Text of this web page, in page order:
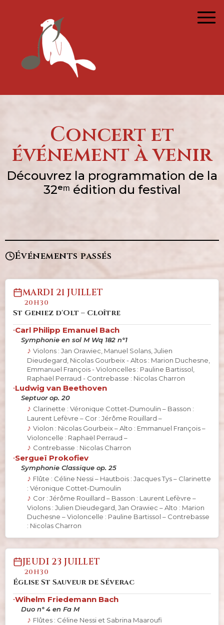
Concert et
événement à venir
Découvrez la programmation de la
32ᵉᵐ édition du festival
Événements passés
MARDI 21 JUILLET
20H30
St Geniez d'Olt – Cloître
•Carl Philipp Emanuel Bach
Symphonie en sol M Wq 182 n°1
Violons : Jan Orawiec, Manuel Solans, Julien
Dieudegard, Nicolas Gourbeix - Altos : Marion Duchesne,
Emmanuel François - Violoncelles : Pauline Bartissol,
Raphaël Perraud - Contrebasse : Nicolas Charron
•Ludwig van Beethoven
Septuor op. 20
Clarinette : Véronique Cottet-Dumoulin – Basson :
Laurent Lefèvre – Cor : Jérôme Rouillard –
Violon : Nicolas Gourbeix – Alto : Emmanuel François –
Violoncelle : Raphaël Perraud –
Contrebasse : Nicolas Charron
•Sergueï Prokofiev
Symphonie Classique op. 25
Flûte : Céline Nessi – Hautbois : Jacques Tys – Clarinette
: Véronique Cottet-Dumoulin
Cor : Jérôme Rouillard – Basson : Laurent Lefèvre –
Violons : Julien Dieudegard, Jan Orawiec – Alto : Marion
Duchesne – Violoncelle : Pauline Bartissol – Contrebasse
: Nicolas Charron
JEUDI 23 JUILLET
20H30
Église St Sauveur de Séverac
•Wihelm Friedemann Bach
Duo n° 4 en Fa M
Flûtes : Céline Nessi et Sabrina Maaroufi